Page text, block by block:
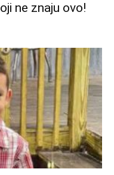
ne znaju ovo!